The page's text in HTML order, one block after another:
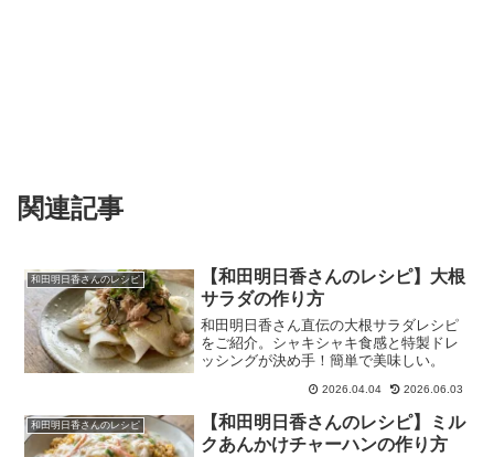
関連記事
和田明日香さんのレシピ
【和田明日香さんのレシピ】大根
サラダの作り方
和田明日香さん直伝の大根サラダレシピ
をご紹介。シャキシャキ食感と特製ドレ
ッシングが決め手！簡単で美味しい。
2026.04.04 2026.06.03
和田明日香さんのレシピ
【和田明日香さんのレシピ】ミル
クあんかけチャーハンの作り方